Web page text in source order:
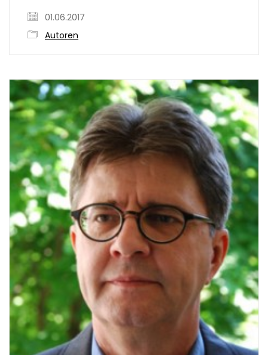
01.06.2017
Autoren